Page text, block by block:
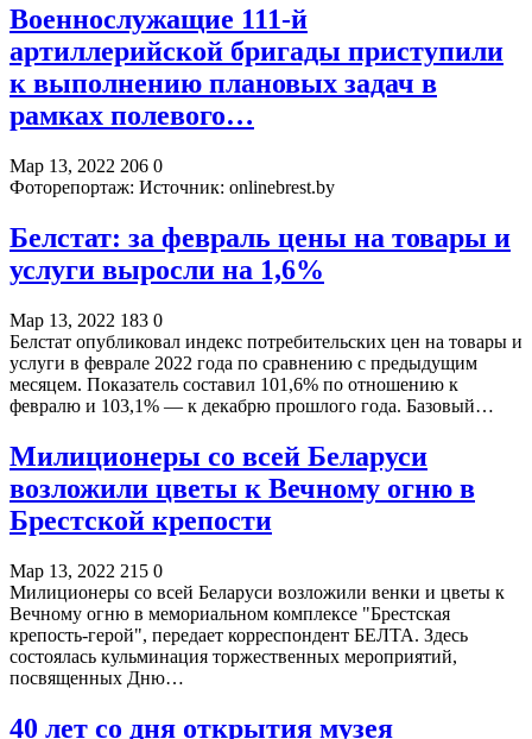
Военнослужащие 111-й
артиллерийской бригады приступили
к выполнению плановых задач в
рамках полевого…
Мар 13, 2022 206 0
Фоторепортаж: Источник: onlinebrest.by
Белстат: за февраль цены на товары и
услуги выросли на 1,6%
Мар 13, 2022 183 0
Белстат опубликовал индекс потребительских цен на товары и
услуги в феврале 2022 года по сравнению с предыдущим
месяцем. Показатель составил 101,6% по отношению к
февралю и 103,1% — к декабрю прошлого года. Базовый…
Милиционеры со всей Беларуси
возложили цветы к Вечному огню в
Брестской крепости
Мар 13, 2022 215 0
Милиционеры со всей Беларуси возложили венки и цветы к
Вечному огню в мемориальном комплексе "Брестская
крепость-герой", передает корреспондент БЕЛТА. Здесь
состоялась кульминация торжественных мероприятий,
посвященных Дню…
40 лет со дня открытия музея